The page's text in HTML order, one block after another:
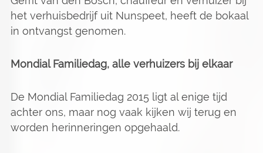
het verhuisbedrijf uit Nunspeet, heeft de bokaal
in ontvangst genomen.
Mondial Familiedag, alle verhuizers bij elkaar
De Mondial Familiedag 2015 ligt al enige tijd
achter ons, maar nog vaak kijken wij terug en
worden herinneringen opgehaald.